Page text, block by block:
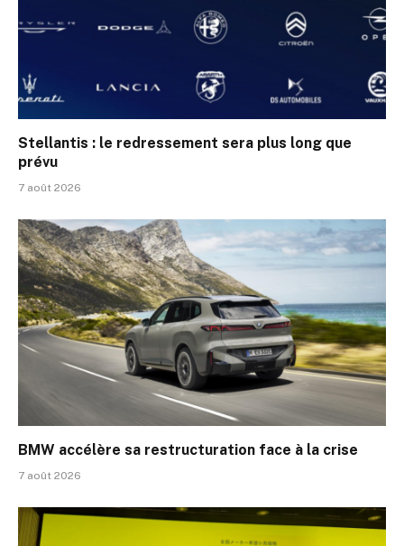
Stellantis : le redressement sera plus long que
prévu
7 août 2026
BMW accélère sa restructuration face à la crise
7 août 2026